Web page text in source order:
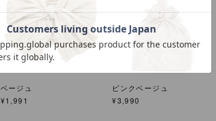
ベージュ
¥1,991
ピンクベージュ
¥3,990